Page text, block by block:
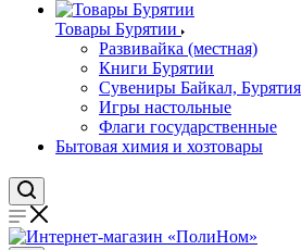
Товары Бурятии
Развивайка (местная)
Книги Бурятии
Сувениры Байкал, Бурятия
Игры настольные
Флаги государственные
Бытовая химия и хозтовары